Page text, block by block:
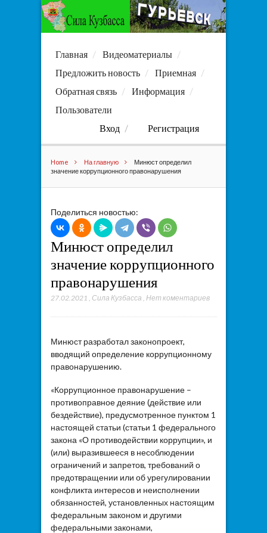
Главная
Видеоматериалы
Предложить новость
Приемная
Обратная связь
Информация
Пользователи
Вход
Регистрация
Home На главную
Минюст определил
значение коррупционного правонарушения
Поделиться новостью:
Минюст определил
значение коррупционного
правонарушения
27.02.2021 Сила Кузбасса Нет коментариев
Минюст разработал законопроект,
вводящий определение коррупционному
правонарушению.
«Коррупционное правонарушение –
противоправное деяние (действие или
бездействие), предусмотренное пунктом 1
настоящей статьи (статьи 1 федерального
закона «О противодействии коррупции», и
(или) выразившееся в несоблюдении
ограничений и запретов, требований о
предотвращении или об урегулировании
конфликта интересов и неисполнении
обязанностей, установленных настоящим
федеральным законом и другими
федеральными законами,